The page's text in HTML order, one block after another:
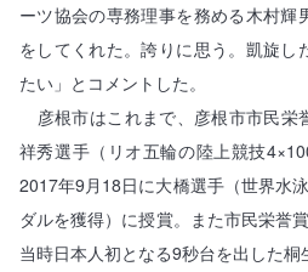
ーツ協会の専務理事を務める木村輝
をしてくれた。誇りに思う。凱旋し
たい」とコメントした。
彦根市はこれまで、彦根市市民
祥秀選手（リオ五輪の陸上競技
2017年9月18日に大橋選手（世界水
ダルを獲得）に授賞。また市民栄誉
当時日本人初となる9秒台を出した桐